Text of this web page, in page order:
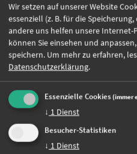
Weitere Jobs
Oder rufen Sie uns
+49 (0)89 590 68
Wir setzen auf unserer Website
essenziell (z. B. für die
andere uns helfen unsere Internet-
können Sie einsehen und
speichern. Um mehr zu erfahren,
Datenschutzerklärung.
Essenzielle Cookies(immer
↓ 1 Dienst
Besucher-Statistiken
↓ 1 Dienst